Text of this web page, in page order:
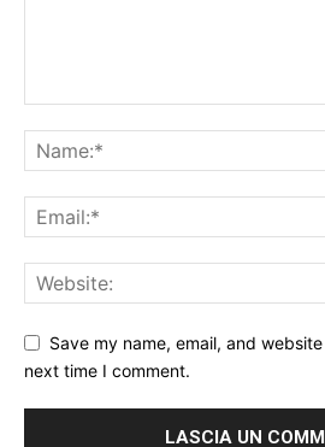
Save my name, email, and
next time I comment.